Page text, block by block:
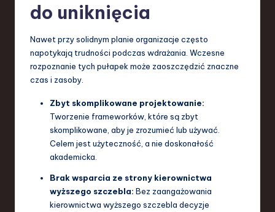
do uniknięcia
Nawet przy solidnym planie organizacje często
napotykają trudności podczas wdrażania. Wczesne
rozpoznanie tych pułapek może zaoszczędzić znaczne
czas i zasoby.
Zbyt skomplikowane projektowanie:
Tworzenie frameworków, które są zbyt
skomplikowane, aby je zrozumieć lub używać.
Celem jest użyteczność, a nie doskonałość
akademicka.
Brak wsparcia ze strony kierownictwa
wyższego szczebla: Bez zaangażowania
kierownictwa wyższego szczebla decyzje